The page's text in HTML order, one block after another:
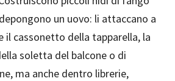
un uovo: li attaccano a
il cassonetto della tapparella, la
soletta del balcone o di
ma anche dentro librerie,